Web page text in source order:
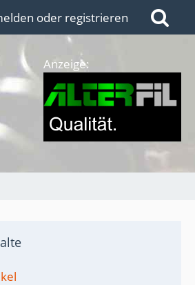
oder registrieren
Anzeige: